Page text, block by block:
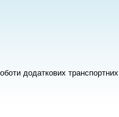
додаткових транспортних